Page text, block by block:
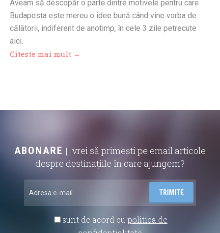
Aveam să descopăr o parte dintre motivele pentru care
Budapesta este mereu o idee bună când vine vorba de
călătorii, indiferent de anotimp, în cele 3 zile petrecute
aici.
Citeste mai mult →
ABONARE
vrei să primești pe email articole
despre destinațiile în care ajungem?
sunt de acord cu politica de